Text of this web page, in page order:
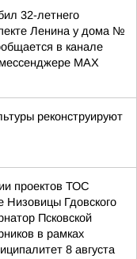
32-летнего
Ленина у дома №
в канале
MAX
реконструируют
проектов ТОС
Гдовского
Псковской
в рамках
8 августа